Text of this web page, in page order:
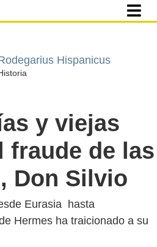
Hispanicus
y viejas
fraude de las
Don Silvio
Eurasia hasta
Hermes ha traicionado a su